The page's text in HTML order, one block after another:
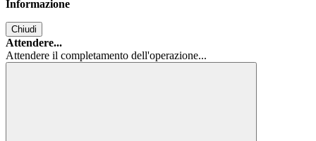
Informazione
Chiudi
Attendere...
Attendere il completamento dell'operazione...